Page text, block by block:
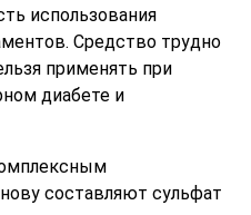
использования
Средство трудно
применять при
диабете и
составляют сульфат